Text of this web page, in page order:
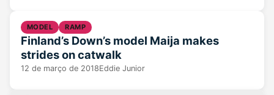
MODEL RAMP
Finland’s Down’s model Maija makes
strides on catwalk
12 de março de 2018Eddie Junior